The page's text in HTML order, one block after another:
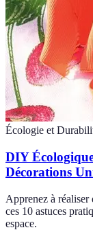
Écologie et
DIY
Décorations
Apprenez à
ces 10 astuces
espace.